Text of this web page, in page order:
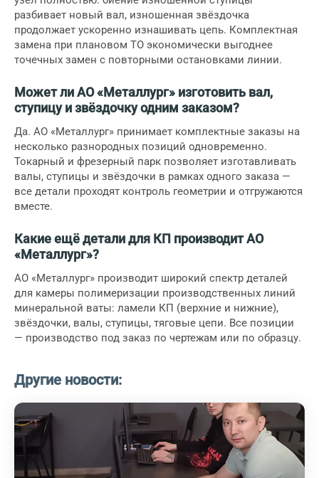
разбивает новый вал, изношенная звёздочка
продолжает ускоренно изнашивать цепь. Комплектная
замена при плановом ТО экономически выгоднее
точечных замен с повторными остановками линии.
Может ли АО «Металлург» изготовить вал,
ступицу и звёздочку одним заказом?
Да. АО «Металлург» принимает комплектные заказы на
несколько разнородных позиций одновременно.
Токарный и фрезерный парк позволяет изготавливать
валы, ступицы и звёздочки в рамках одного заказа —
все детали проходят контроль геометрии и отгружаются
вместе.
Какие ещё детали для КП производит АО
«Металлург»?
АО «Металлург» производит широкий спектр деталей
для камеры полимеризации производственных линий
минеральной ваты: ламели КП (верхние и нижние),
звёздочки, валы, ступицы, тяговые цепи. Все позиции
— производство под заказ по чертежам или по образцу.
Другие новости: